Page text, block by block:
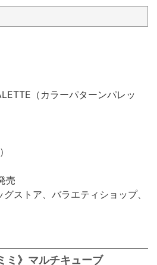
（カラーパターンパレッ
売
ストア、バラエティショップ、
ミ》マルチキューブ